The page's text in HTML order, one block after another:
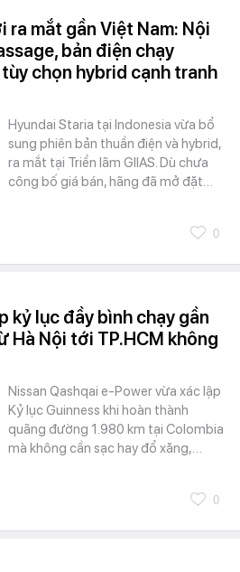
ra mắt gần Việt Nam: Nội
bản điện chạy
chọn hybrid cạnh tranh
Hyundai Staria tại Indonesia vừa bổ
sung phiên bản thuần điện và hybrid,
ra mắt tại Triển lãm GIIAS. Dù chưa
công bố giá bán, hãng đã mở đặt…
0
kỷ lục đầy bình chạy gần
Hà Nội tới TP.HCM không
Nissan Qashqai e-Power vừa xác lập
Kỷ lục Guinness khi hoàn thành
quãng đường 1.980 km tại Colombia
mà không cần sạc hay đổ xăng,…
0